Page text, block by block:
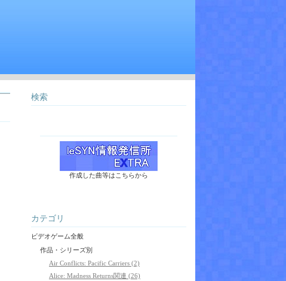
検索
作成した曲等はこちらから
カテゴリ
ビデオゲーム全般
作品・シリーズ別
Air Conflicts: Pacific Carriers (2)
Alice: Madness Returns関連 (26)